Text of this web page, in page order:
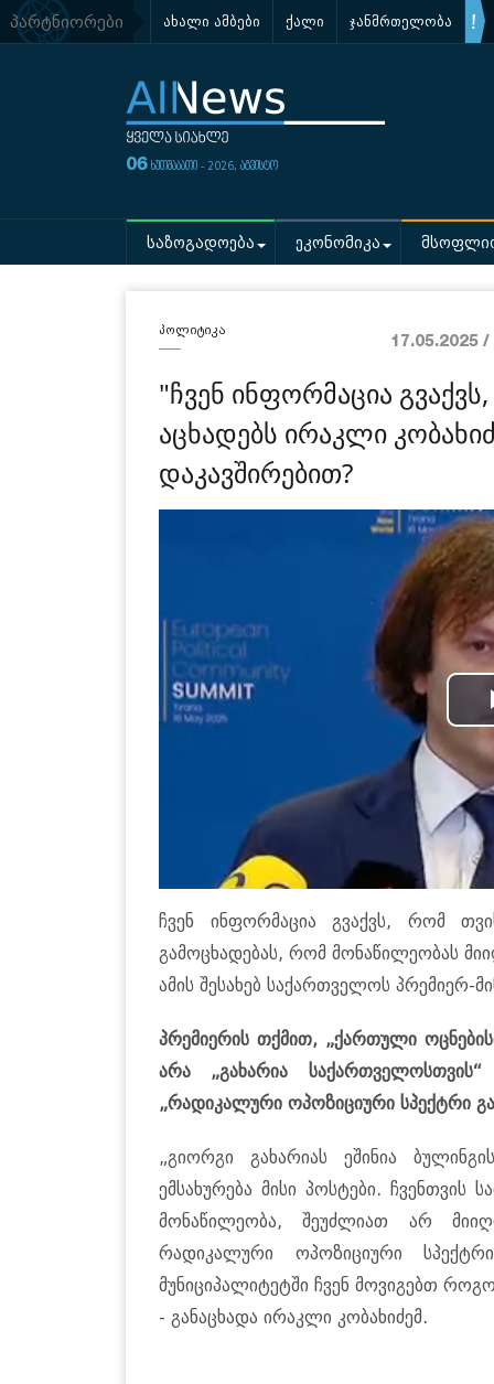
პარტნიორები ახალი ამბები ქალი ჯანმრთელობა
06 ხუთშაბათი - 2026, აგვისტო
საზოგადოება ეკონომიკა
პოლიტიკა
17.05.2025 /
"ჩვენ ინფორმაცია
აცხადებს ირაკლი
დაკავშირებით?
ჩვენ ინფორმაცია გვაქვს, რომ
გამოცხადებას, რომ მონაწილეობას
ამის შესახებ საქართველოს პრემიერ-
პრემიერის თქმით, „ქართული
არა „გახარია
„რადიკალური ოპოზიციური სპექტრი
„გიორგი გახარიას ეშინია
ემსახურება მისი პოსტები.
მონაწილეობა, შეუძლიათ არ
რადიკალური ოპოზიციური
მუნიციპალიტეტში ჩვენ მოვიგებთ
- განაცხადა ირაკლი კობახიძემ.